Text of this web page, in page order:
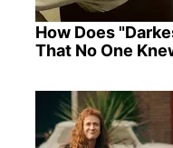
How Does
That No One